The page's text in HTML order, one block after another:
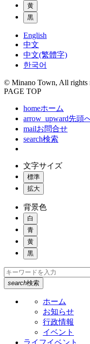
黄
黒
English
中文
中文(繁體字)
한국어
© Minano Town, All rights
PAGE TOP
homeホーム
arrow_upward先頭
mailお問合せ
search検索
文字サイズ
標準
拡大
背景色
白
青
黄
黒
search検索
ホーム
お知らせ
行政情報
イベント
ライフイベント